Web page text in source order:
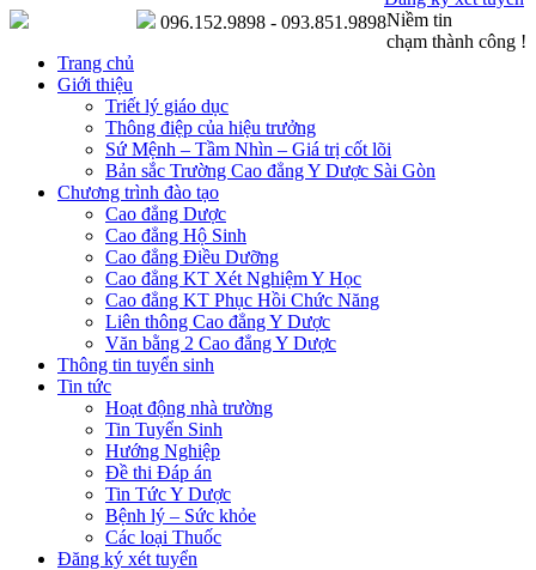
Niềm tin
chạm thành công !
096.152.9898 - 093.851.9898
Trang chủ
Giới thiệu
Triết lý giáo dục
Thông điệp của hiệu trưởng
Sứ Mệnh – Tầm Nhìn – Giá trị cốt lõi
Bản sắc Trường Cao đẳng Y Dược Sài Gòn
Chương trình đào tạo
Cao đẳng Dược
Cao đẳng Hộ Sinh
Cao đẳng Điều Dưỡng
Cao đẳng KT Xét Nghiệm Y Học
Cao đẳng KT Phục Hồi Chức Năng
Liên thông Cao đẳng Y Dược
Văn bằng 2 Cao đẳng Y Dược
Thông tin tuyển sinh
Tin tức
Hoạt động nhà trường
Tin Tuyển Sinh
Hướng Nghiệp
Đề thi Đáp án
Tin Tức Y Dược
Bệnh lý – Sức khỏe
Các loại Thuốc
Đăng ký xét tuyển